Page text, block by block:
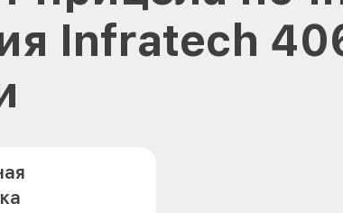
Infratech